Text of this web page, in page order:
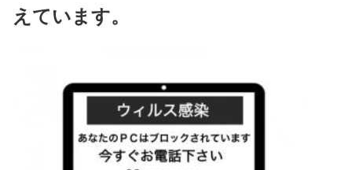
えています。